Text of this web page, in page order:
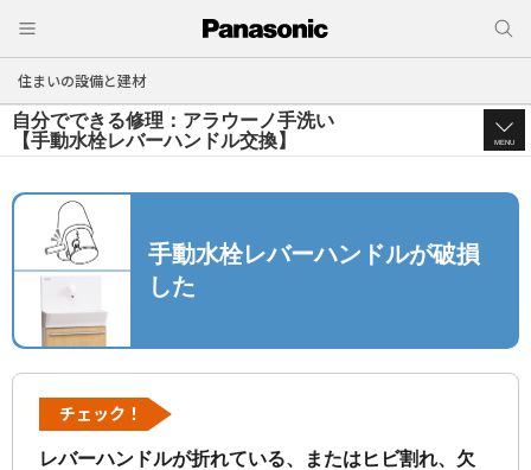
住まいの設備と建材
自分でできる修理：アラウーノ手洗い
【手動水栓レバーハンドル交換】
MENU
手動水栓レバーハンドルが破損
した
チェック！
レバーハンドルが折れている、またはヒビ割れ、欠